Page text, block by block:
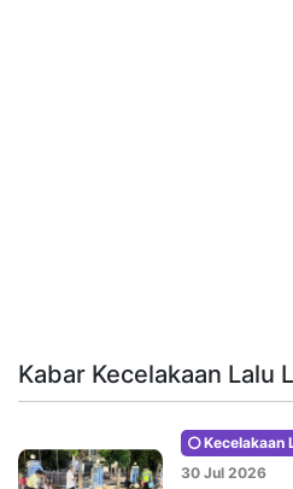
Kabar Kecelakaan Lalu
Kecelakaan
30 Jul 2026